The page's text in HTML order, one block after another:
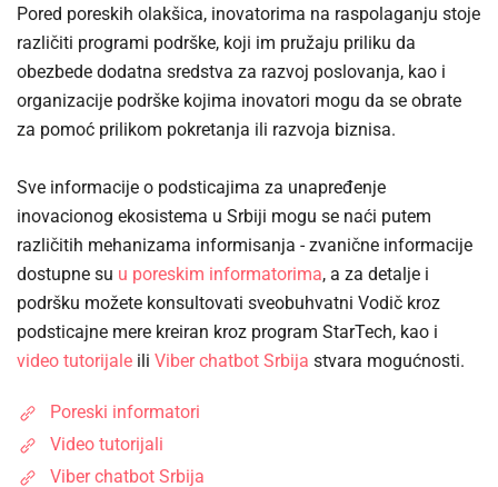
Pored poreskih olakšica, inovatorima na raspolaganju stoje
različiti programi podrške, koji im pružaju priliku da
obezbede dodatna sredstva za razvoj poslovanja, kao i
organizacije podrške kojima inovatori mogu da se obrate
za pomoć prilikom pokretanja ili razvoja biznisa.
Sve informacije o podsticajima za unapređenje
inovacionog ekosistema u Srbiji mogu se naći putem
različitih mehanizama informisanja - zvanične informacije
dostupne su u poreskim informatorima, a za detalje i
podršku možete konsultovati sveobuhvatni Vodič kroz
podsticajne mere kreiran kroz program StarTech, kao i
video tutorijale ili Viber chatbot Srbija stvara mogućnosti.
Poreski informatori
Video tutorijali
Viber chatbot Srbija